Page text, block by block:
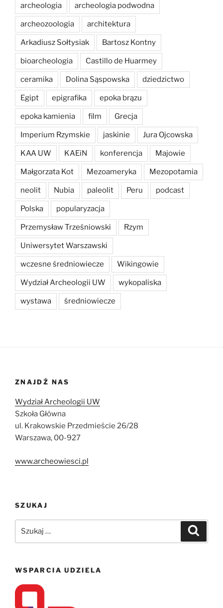
archeologia archeologia podwodna
archeozoologia architektura
Arkadiusz Sołtysiak Bartosz Kontny
bioarcheologia Castillo de Huarmey
ceramika Dolina Sąspowska dziedzictwo
Egipt epigrafika epoka brązu
epoka kamienia film Grecja
Imperium Rzymskie jaskinie Jura Ojcowska
KAA UW KAEiN konferencja Majowie
Małgorzata Kot Mezoameryka Mezopotamia
neolit Nubia paleolit Peru podcast
Polska popularyzacja
Przemysław Trześniowski Rzym
Uniwersytet Warszawski
wczesne średniowiecze Wikingowie
Wydział Archeologii UW wykopaliska
wystawa średniowiecze
ZNAJDŹ NAS
Wydział Archeologii UW
Szkoła Główna
ul. Krakowskie Przedmieście 26/28
Warszawa, 00-927
www.archeowiesci.pl
SZUKAJ
WSPARCIA UDZIELA